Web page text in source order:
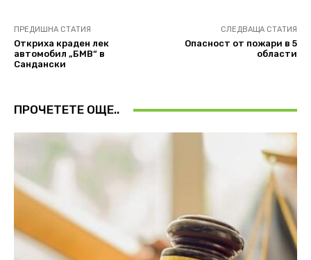
ПРЕДИШНА СТАТИЯ
Откриха краден лек
автомобил „БМВ“ в
Сандански
СЛЕДВАЩА СТАТИЯ
Опасност от пожари в 5
области
ПРОЧЕТЕТЕ ОЩЕ..